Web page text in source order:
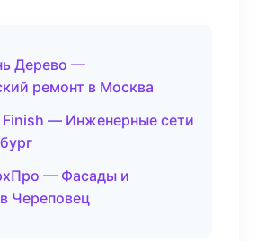
Дерево —
ремонт в Москва
— Инженерные сети
— Фасады и
Череповец